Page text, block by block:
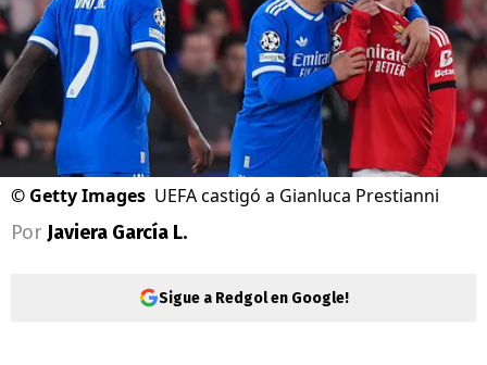
© Getty Images UEFA castigó a Gianluca Prestianni
Por Javiera García L.
Sigue a Redgol en Google!